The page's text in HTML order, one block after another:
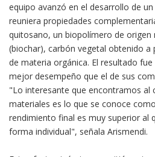
equipo avanzó en el desarrollo de
reuniera propiedades
quitosano, un biopolímero de origen
(biochar), carbón vegetal obtenido a
de materia orgánica. El resultado
mejor desempeño que el de sus
"Lo interesante que encontramos al
materiales es lo que se conoce
rendimiento final es muy superior al
forma individual", señala Arismendi.